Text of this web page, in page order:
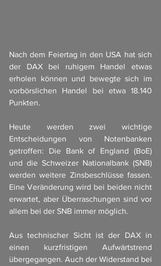
Nach dem Feiertag in den USA hat sich
der DAX bei ruhigem Handel etwas
erholen können und bewegte sich im
vorbörslichen Handel bei etwa 18.140
Punkten.
Heute werden zwei wichtige
Entscheidungen von Notenbanken
getroffen: Die Bank of England (BoE)
und die Schweizer Nationalbank (SNB)
werden weitere Zinsbeschlüsse fassen.
Eine Veränderung wird bei beiden nicht
erwartet, aber Überraschungen sind vor
allem bei der SNB immer möglich.
Aus technischer Sicht ist der DAX in
einen kurzfristigen Aufwärtstrend
übergegangen. Auch der Widerstand bei